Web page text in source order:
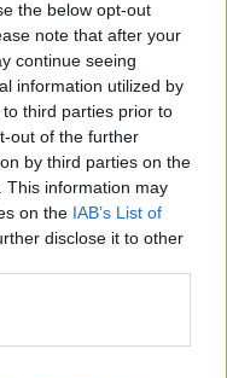
the below opt-out
note that after your
continue seeing
information utilized by
third parties prior to
out of the further
by third parties on the
This information may
on the IAB’s List of
disclose it to other
cu studii la
pentru
Are deja o